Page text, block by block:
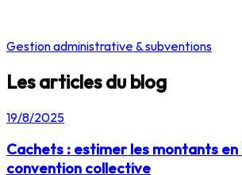
Gestion administrative & subventions
Les articles du blog
19/8/2025
Cachets : estimer les montants
convention collective